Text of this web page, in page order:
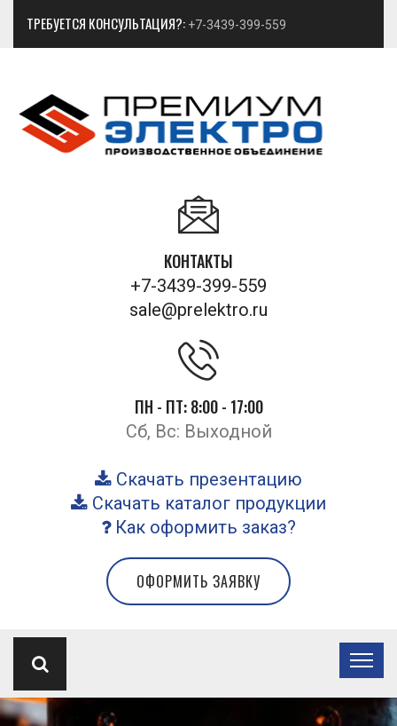
ТРЕБУЕТСЯ КОНСУЛЬТАЦИЯ?: +7-3439-399-559
КОНТАКТЫ
+7-3439-399-559
sale@prelektro.ru
ПН - ПТ: 8:00 - 17:00
Сб, Вс: Выходной
Скачать презентацию
Скачать каталог продукции
Как оформить заказ?
ОФОРМИТЬ ЗАЯВКУ